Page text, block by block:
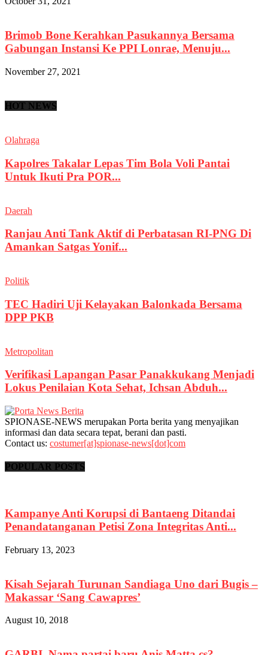
Brimob Bone Kerahkan Pasukannya Bersama
Gabungan Instansi Ke PPI Lonrae, Menuju...
November 27, 2021
HOT NEWS
Olahraga
Kapolres Takalar Lepas Tim Bola Voli Pantai
Untuk Ikuti Pra POR...
Daerah
Ranjau Anti Tank Aktif di Perbatasan RI-PNG Di
Amankan Satgas Yonif...
Politik
TEC Hadiri Uji Kelayakan Balonkada Bersama
DPP PKB
Metropolitan
Verifikasi Lapangan Pasar Panakkukang Menjadi
Lokus Penilaian Kota Sehat, Ichsan Abduh...
SPIONASE-NEWS merupakan Porta berita yang menyajikan
informasi dan data secara tepat, berani dan pasti.
Contact us: costumer[at]spionase-news[dot]com
POPULAR POSTS
Kampanye Anti Korupsi di Bantaeng Ditandai
Penandatanganan Petisi Zona Integritas Anti...
February 13, 2023
Kisah Sejarah Turunan Sandiaga Uno dari Bugis –
Makassar ‘Sang Cawapres’
August 10, 2018